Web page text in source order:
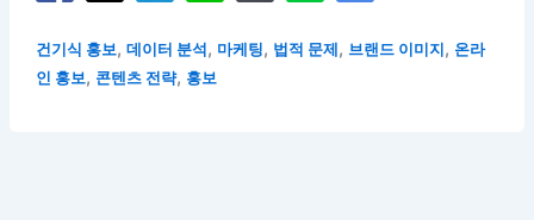
건기식 홍보, 데이터 분석 , 마케팅, 법적 문제 , 브랜드 이미지 , 온라
인 홍보, 콘텐츠 전략, 홍보